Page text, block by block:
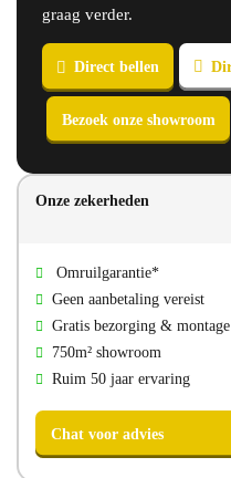
graag verder.
Bezoek onze showroom
Onze zekerheden
Omruilgarantie*
Geen aanbetaling vereist
Gratis bezorging & montage
750m² showroom
Ruim 50 jaar ervaring